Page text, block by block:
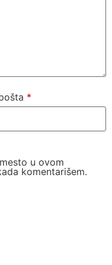
*
u ovom
komentarišem.